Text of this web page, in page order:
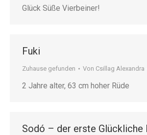
Glück Süße Vierbeiner!
Fuki
Zuhause gefunden Von Csillag Alexandra
2 Jahre alter, 63 cm hoher Rüde
Sodó – der erste Glückliche